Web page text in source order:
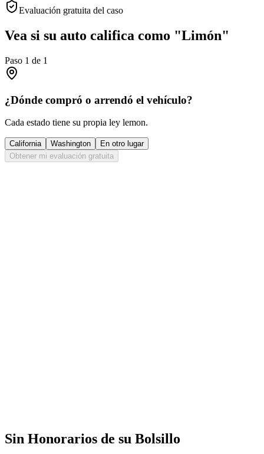
Evaluación gratuita del caso
Vea si su auto califica como "Limón"
Paso 1 de 1
¿Dónde compró o arrendó el vehículo?
Cada estado tiene su propia ley lemon.
California Washington
En otro lugar
Obtener mi evaluación gratuita
Sin Honorarios de su Bolsillo